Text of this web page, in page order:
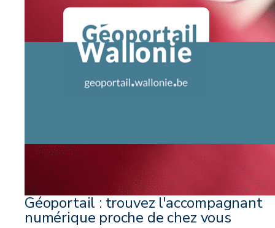
Géoportail : trouvez l'accompagnant
numérique proche de chez vous